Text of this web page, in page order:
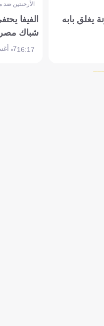
يغلق بابه
الأرجنتين
الفيفا
شباك
16:177 أغسطس 2026